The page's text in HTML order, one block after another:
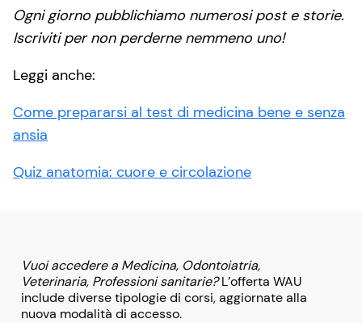
Ogni giorno pubblichiamo numerosi post e storie.
Iscriviti per non perderne nemmeno uno!
Leggi anche:
Come prepararsi al test di medicina bene e senza
ansia
Quiz anatomia: cuore e circolazione
Vuoi accedere a Medicina, Odontoiatria,
Veterinaria, Professioni sanitarie?L’offerta WAU
include diverse tipologie di corsi, aggiornate alla
nuova modalità di accesso.